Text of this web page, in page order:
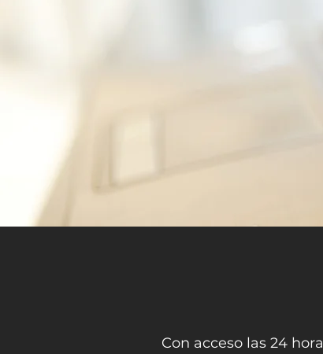
Con acceso las 24